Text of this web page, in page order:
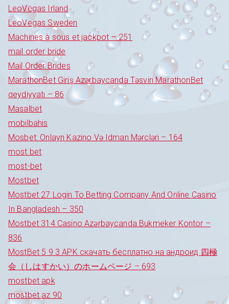
LeoVegas Irland
LeoVegas Sweden
Machines à sous et jackpot – 251
mail order bride
Mail Order Brides
MarathonBet Giriş Azərbaycanda Təsviri MarathonBet
qeydiyyatı – 86
Masalbet
mobilbahis
Mosbet: Onlayn Kazino Və Idman Mərcləri – 164
most bet
most-bet
Mostbet
Mostbet 27 Login To Betting Company And Online Casino
In Bangladesh – 350
Mostbet 314 Casino Azərbaycanda Bukmeker Kontor –
836
MostBet 5 9 3 APK скачать бесплатно на андроид 四極
会（しはすかい）のホームページ – 693
mostbet apk
mostbet az 90